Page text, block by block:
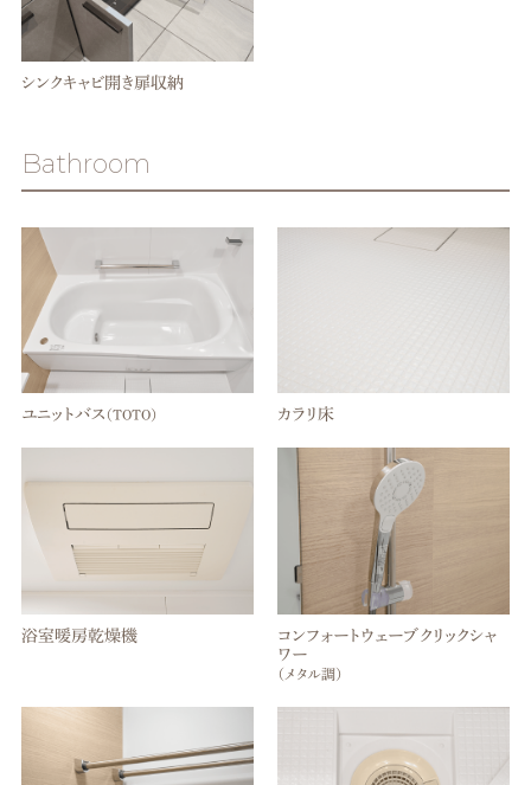
シンクキャビ開き扉収納
Bathroom
ユニットバス （TOTO） カラリ床
浴室暖房乾燥機
コンフォートウェーブクリックシャ
ワー
（メタル調）